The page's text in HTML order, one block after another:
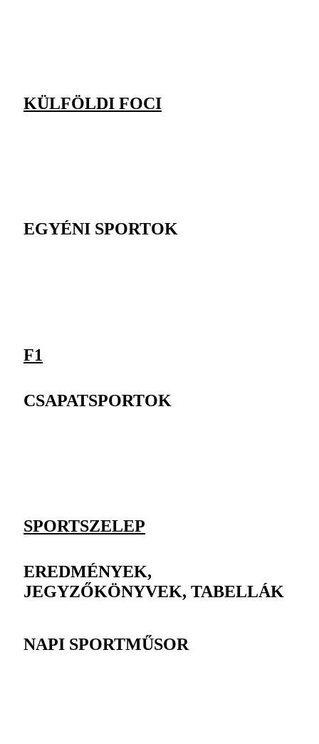
KÜLFÖLDI FOCI
EGYÉNI SPORTOK
F1
CSAPATSPORTOK
SPORTSZELEP
EREDMÉNYEK,
JEGYZŐKÖNYVEK, TABELLÁK
NAPI SPORTMŰSOR